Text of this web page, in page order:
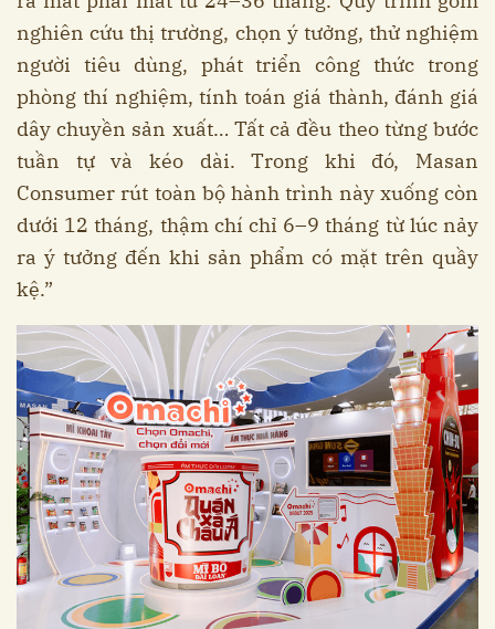
nghiên cứu thị trường, chọn ý tưởng, thử nghiệm
người tiêu dùng, phát triển công thức trong
phòng thí nghiệm, tính toán giá thành, đánh giá
dây chuyền sản xuất… Tất cả đều theo từng bước
tuần tự và kéo dài. Trong khi đó, Masan
Consumer rút toàn bộ hành trình này xuống còn
dưới 12 tháng, thậm chí chỉ 6–9 tháng từ lúc nảy
ra ý tưởng đến khi sản phẩm có mặt trên quầy
kệ.”